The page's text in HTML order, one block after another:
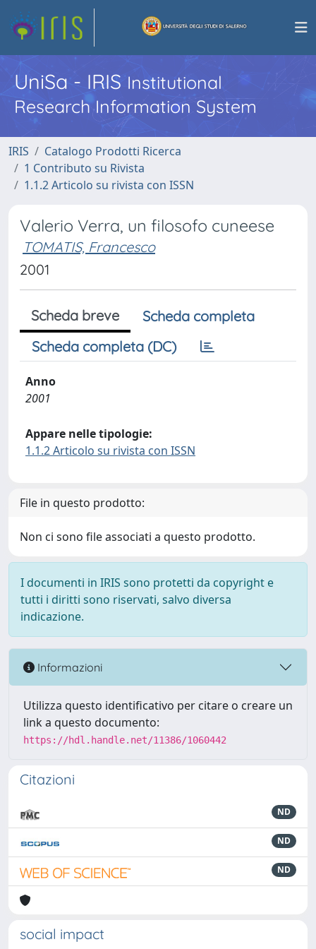
UniSa - IRISInstitutional
Research Information System
IRIS
Catalogo Prodotti Ricerca
1 Contributo su Rivista
1.1.2 Articolo su rivista con ISSN
Valerio Verra, un filosofo cuneese
TOMATIS, Francesco
2001
Scheda breve
Scheda completa
Scheda completa (DC)
Anno
2001
Appare nelle tipologie:
1.1.2 Articolo su rivista con ISSN
File in questo prodotto:
Non ci sono file associati a questo prodotto.
I documenti in IRIS sono protetti da copyright e
tutti i diritti sono riservati, salvo diversa
indicazione.
Informazioni
Utilizza questo identificativo per citare o creare un
link a questo documento:
https://hdl.handle.net/11386/1060442
Citazioni
ND
ND
ND
social impact